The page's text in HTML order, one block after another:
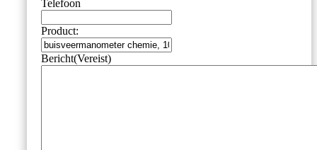
Telefoon
Product:
Bericht(Vereist)